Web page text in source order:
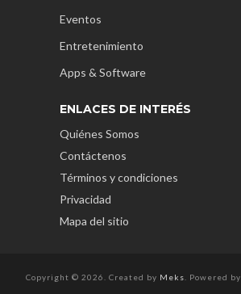
Eventos
Entretenimiento
Apps & Software
ENLACES DE INTERÉS
Quiénes Somos
Contáctenos
Términos y condiciones
Privacidad
Mapa del sitio
Copyright © 2026. Created by Meks . Powered by